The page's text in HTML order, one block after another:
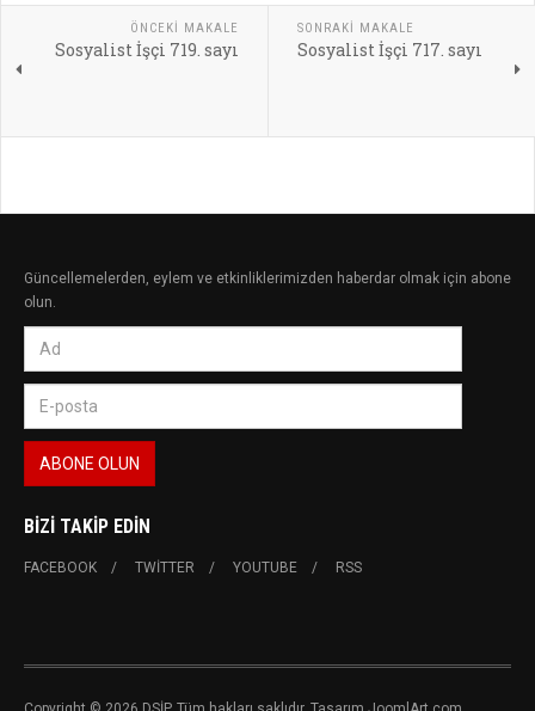
ÖNCEKI MAKALE
Sosyalist İşçi 719. sayı
SONRAKI MAKALE
Sosyalist İşçi 717. sayı
Güncellemelerden, eylem ve etkinliklerimizden haberdar olmak için abone
olun.
BIZI TAKIP EDIN
FACEBOOK TWITTER YOUTUBE RSS